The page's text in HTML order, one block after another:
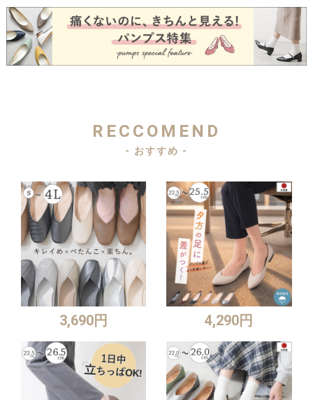
RECCOMEND
- おすすめ -
3,690円 4,290円